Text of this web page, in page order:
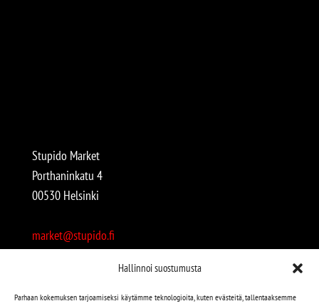
Hallinnoi suostumusta
Parhaan kokemuksen tarjoamiseksi käytämme teknologioita, kuten evästeitä, tallentaaksemme
Stupido Market
Porthaninkatu 4
00530 Helsinki
market@stupido.fi
Avoinna: